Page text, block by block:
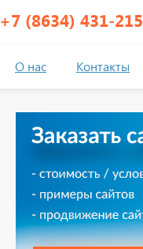
+7 (8634) 431-215
О нас Контакты